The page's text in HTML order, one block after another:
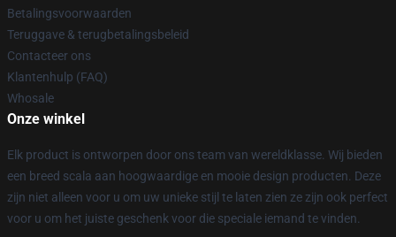
Betalingsvoorwaarden
Teruggave & terugbetalingsbeleid
Contacteer ons
Klantenhulp (FAQ)
Whosale
Onze winkel
Elk product is ontworpen door ons team van wereldklasse. Wij bieden
een breed scala aan hoogwaardige en mooie design producten. Deze
zijn niet alleen voor u om uw unieke stijl te laten zien ze zijn ook perfect
voor u om het juiste geschenk voor die speciale iemand te vinden.